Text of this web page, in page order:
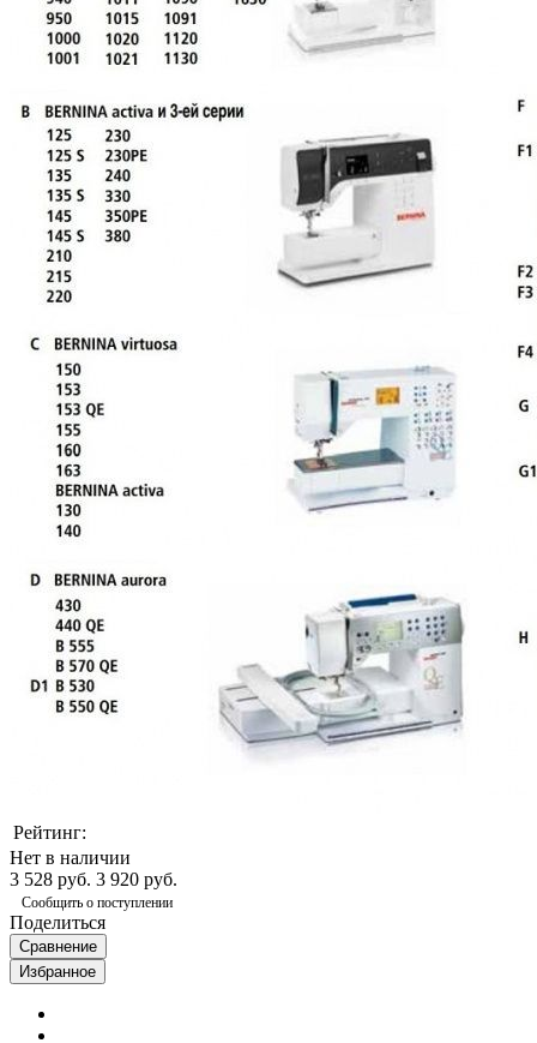
Рейтинг:
Нет в наличии
3 528 руб. 3 920 руб.
Сообщить о поступлении
Поделиться
Сравнение
Избранное